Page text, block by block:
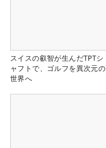
スイスの叡智が生んだTPTシ
ャフトで、ゴルフを異次元の
世界へ